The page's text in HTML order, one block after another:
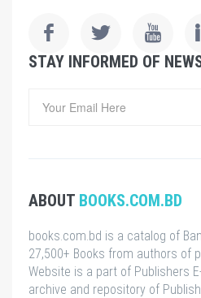
STAY INFORMED OF
ABOUT BOOKS.COM.BD
books.com.bd is a catalog of
27,500+ Books from authors of
Website is a part of Publishers
archive and repository of